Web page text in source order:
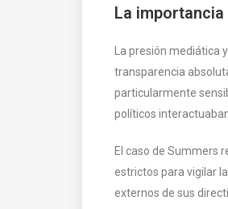
La
La presión
transparencia
particularmente
políticos
El caso de Summers
estrictos para vigilar
externos de sus